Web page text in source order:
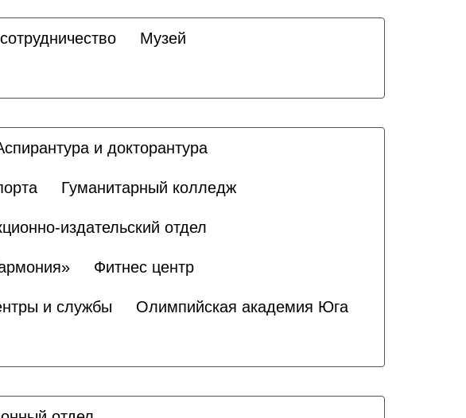
Музей
и докторантура
Гуманитарный колледж
издательский отдел
Фитнес центр
и службы Олимпийская академия Юга